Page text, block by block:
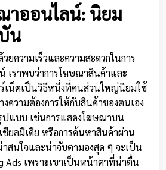
าออนไลน์: นิยม
น
ยความเร็วและความสะดวกในการ
เราพบว่าการโฆษณาสินค้าและ
เน็ตเป็นวิธีหนึ่งที่คนส่วนใหญ่นิยมใช้
ความต้องการให้กับสินค้าของตนเอง
แบบ เช่นการแสดงโฆษณาบน
ยลมีเดีย หรือการค้นหาสินค้าผ่าน
สนใจและน่าจับตามองสุด ๆ จะเป็น
Ads เพราะเขาเป็นหน้าตาที่น่าตื่น